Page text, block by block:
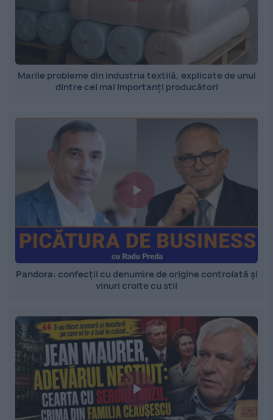
Marile probleme din industria textilă, explicate de unul
dintre cei mai importanți producători
Pandora: confecții cu denumire de origine controlată și
vinuri croite cu stil